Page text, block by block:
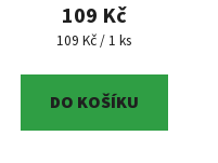
109 Kč
Měrná cena:
109 Kč / 1 ks
DO KOŠÍKU